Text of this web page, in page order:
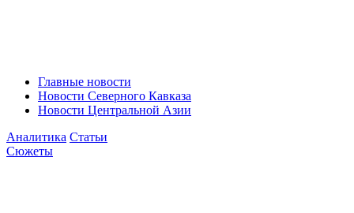
Главные новости
Новости Северного Кавказа
Новости Центральной Азии
Аналитика Статьи
Сюжеты